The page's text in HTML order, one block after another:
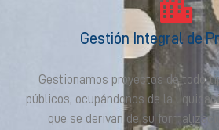
Gestión Integral de
Gestionamos proyectos de todo
públicos, ocupándonos de la
que se derivan de su